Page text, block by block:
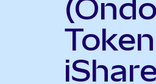
(Ondo